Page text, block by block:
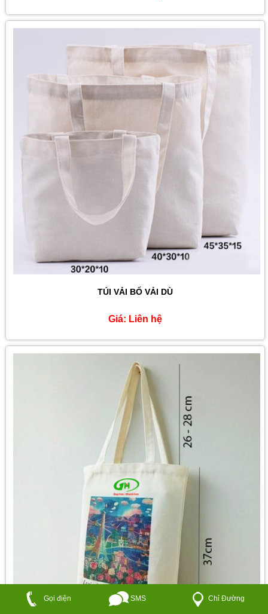
TÚI VẢI BỐ VẢI DÙ
Giá: Liên hệ
Gọi điện SMS Chỉ Đường